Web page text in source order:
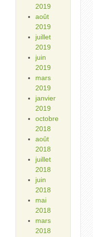
2019
août
2019
juillet
2019
juin
2019
mars
2019
janvier
2019
octobre
2018
août
2018
juillet
2018
juin
2018
mai
2018
mars
2018